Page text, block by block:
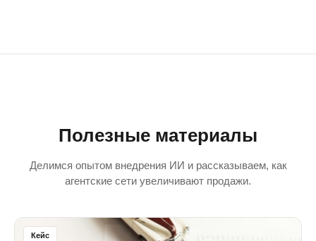
Полезные материалы
Делимся опытом внедрения ИИ и рассказываем, как
агентские сети увеличивают продажи.
Кейс